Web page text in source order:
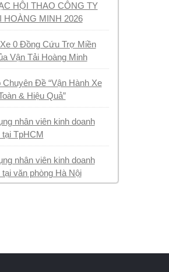
HỘI THAO CÔNG TY
HOÀNG MINH 2026
0 Đồng Cứu Trợ Miền
Vận Tải Hoàng Minh
Đề “Vận Hành Xe
& Hiệu Quả”
nhân viên kinh doanh
tại TpHCM
nhân viên kinh doanh
văn phòng Hà Nội